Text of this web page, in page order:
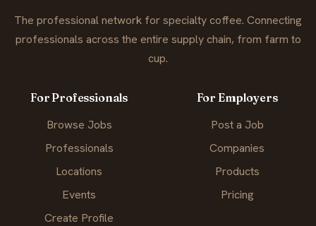
The professional network for specialty coffee. Connecting
professionals across the entire supply chain, from farm to
cup.
For Professionals
Browse Jobs
Professionals
Locations
Events
Create Profile
For Employers
Post a Job
Companies
Products
Pricing